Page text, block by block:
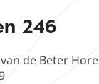
246
de Beter